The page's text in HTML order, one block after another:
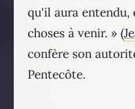
qu'il aura entendu,
choses à venir. » (
confère son
Pentecôte.